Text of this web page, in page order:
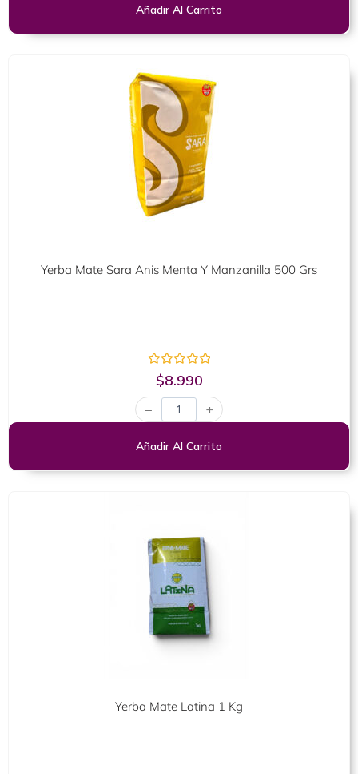
Añadir Al Carrito
Yerba Mate Sara Anis Menta Y Manzanilla 500 Grs
Valorado
con
0
de
5
$8.990
− +
Añadir Al Carrito
Yerba Mate Latina 1 Kg